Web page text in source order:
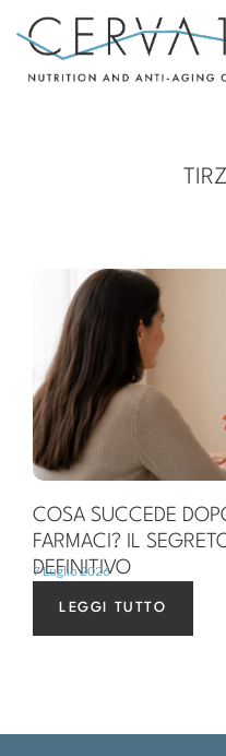
COSA SUCCEDE
FARMACI? IL
DEFINITIVO
7 Luglio 2026
LEGGI TUTTO